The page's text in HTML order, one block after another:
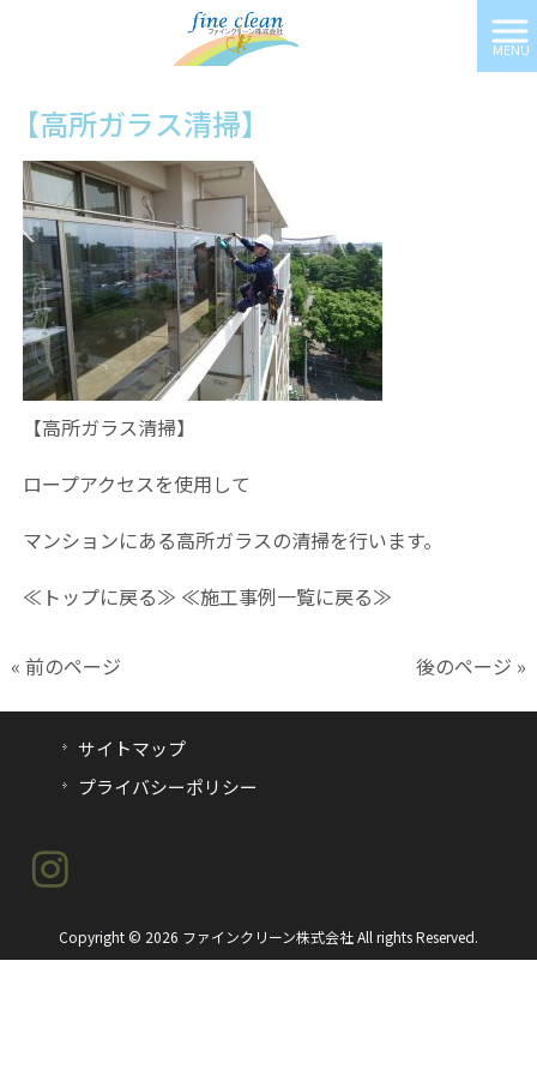
MENU
ファインクリーン株式会社 HOME >
【高所ガラス清掃】
【高所ガラス清掃】
ロープアクセスを使用して
マンションにある高所ガラスの清掃を行います。
≪トップに戻る≫ ≪施工事例一覧に戻る≫
« 前のページ 後のページ »
サイトマップ
プライバシーポリシー
Copyright © 2026 ファインクリーン株式会社 All rights Reserved.